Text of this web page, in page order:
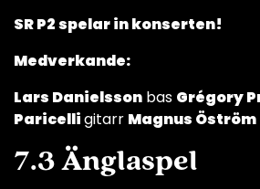
SR P2 spelar in konserten!
Medverkande:
Lars Danielsson bas Grégory
Paricelligitarr Magnus Öström
7.3 Änglaspel